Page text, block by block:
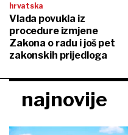
hrvatska
Vlada povukla iz
procedure izmjene
Zakona o radu i još pet
zakonskih prijedloga
najnovije